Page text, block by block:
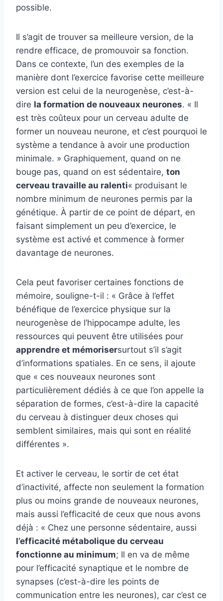
possible.
Il s’agit de trouver sa meilleure version, de la
rendre efficace, de promouvoir sa fonction.
Dans ce contexte, l’un des exemples de la
manière dont l’exercice favorise cette meilleure
version est celui de la neurogenèse, c’est-à-
dire la formation de nouveaux neurones. « Il
est très coûteux pour un cerveau adulte de
former un nouveau neurone, et c’est pourquoi le
système a tendance à avoir une production
minimale. » Graphiquement, quand on ne
bouge pas, quand on est sédentaire, ton
cerveau travaille au ralenti« produisant le
nombre minimum de neurones permis par la
génétique. À partir de ce point de départ, en
faisant simplement un peu d’exercice, le
système est activé et commence à former
davantage de neurones.
Cela peut favoriser certaines fonctions de
mémoire, souligne-t-il : « Grâce à l’effet
bénéfique de l’exercice physique sur la
neurogenèse de l’hippocampe adulte, les
ressources qui peuvent être utilisées pour
apprendre et mémorisersurtout s’il s’agit
d’informations spatiales. En ce sens, il ajoute
que « ces nouveaux neurones sont
particulièrement dédiés à ce que l’on appelle la
séparation de formes, c’est-à-dire la capacité
du cerveau à distinguer deux choses qui
semblent similaires, mais qui sont en réalité
différentes ».
Et activer le cerveau, le sortir de cet état
d’inactivité, affecte non seulement la formation
plus ou moins grande de nouveaux neurones,
mais aussi l’efficacité de ceux que nous avons
déjà : « Chez une personne sédentaire, aussi
l’efficacité métabolique du cerveau
fonctionne au minimum; Il en va de même
pour l’efficacité synaptique et le nombre de
synapses (c’est-à-dire les points de
communication entre les neurones), car c’est ce